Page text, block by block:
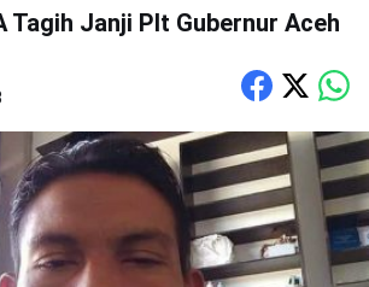
Tagih Janji Plt Gubernur Aceh